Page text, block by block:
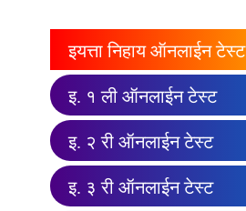
इयत्ता निहाय ऑनलाईन टेस्ट
इ. १ ली ऑनलाईन टेस्ट
इ. २ री ऑनलाईन टेस्ट
इ. ३ री ऑनलाईन टेस्ट